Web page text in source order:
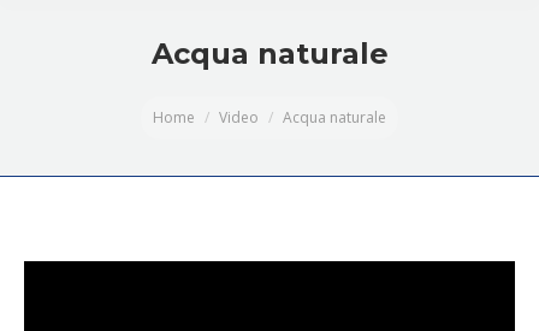
Acqua naturale
Home Video Acqua naturale